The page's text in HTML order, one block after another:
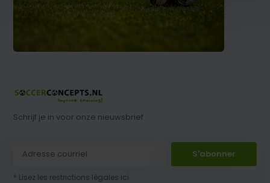
Schrijf je in voor onze nieuwsbrief
S'abonner
* Lisez les restrictions légales ici